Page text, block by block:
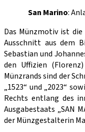
San Marino:
Das Münzmotiv ist
Ausschnitt aus dem
Sebastian und
den Uffizien
Münzrands sind der
„1523“ und „2023“
Rechts entlang des
Ausgabestaats „SAN
der Münzgestalterin